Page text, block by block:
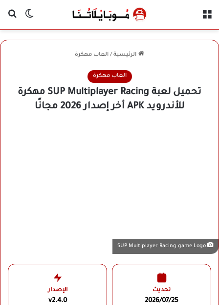
الوضع
الرئيسية / العاب مهكرة
العاب مهكرة
تحميل لعبة SUP Multiplayer Racing مهكرة
للأندرويد APK أخر إصدار 2026 مجانًا
تحديث
2026/07/25
الإصدار
v2.4.0